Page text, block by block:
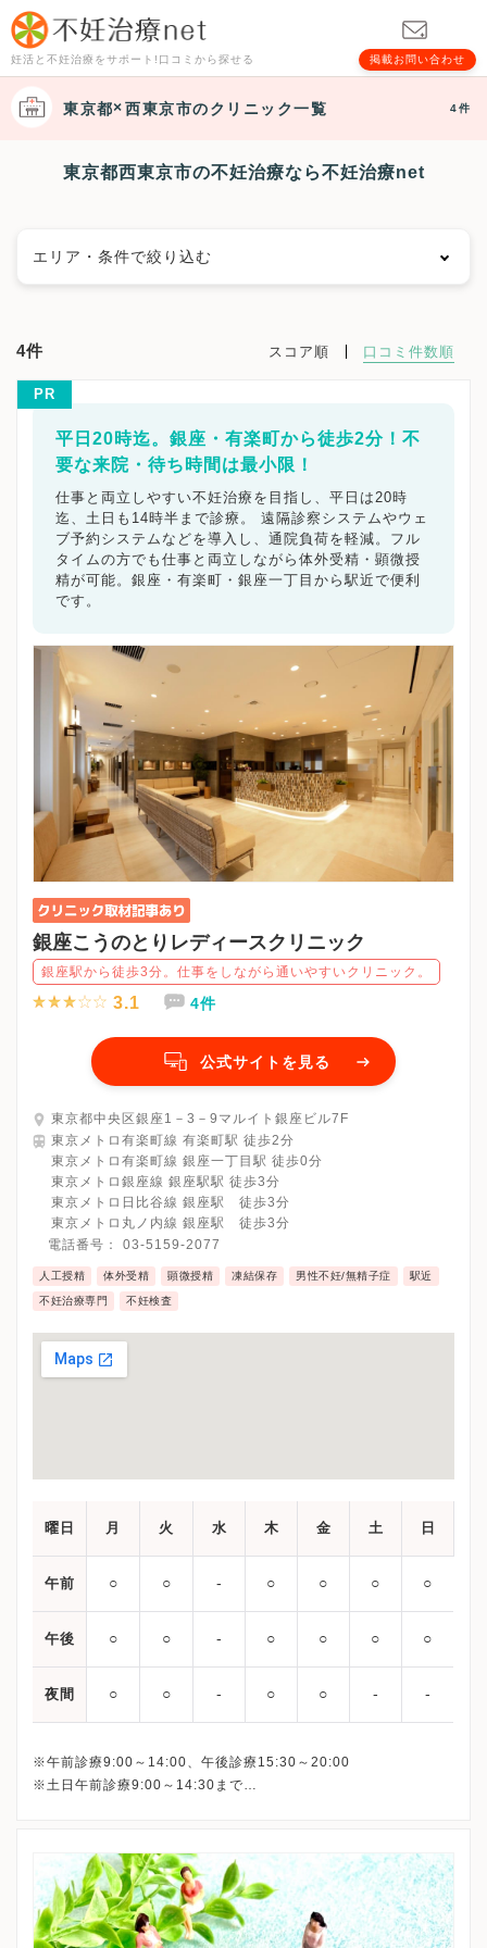
妊活と不妊治療をサポート!口コミから探せる 掲載お問い合わせ
東京都 西東京市のクリニック一覧 4件
東京都西東京市の不妊治療なら不妊治療net
エリア・条件で絞り込む
墨田区
板橋区
練馬区 足立区 葛飾区 江戸川区
八王子市
立川市
武蔵野市 三鷹市 青梅市 府中市
調布市
町田市 小金井市 小平市 日野市
東村山市
国分寺市
国立市 福生市 狛江市 東大和市
清瀬市
東久留米市
武蔵村山市 多摩市 稲城市
羽村市
あきる野市
西東京市 東京都その他地域
不妊カウンセリング ブライダルチェック
タイミング療法
顕微授精
先進医療
男性不妊/無精子症
漢方処方
プラセンタ
不育症 子宮鏡検査 腹腔鏡手術
駅近
女医在籍
不妊治療専門 凍結保存
電子決済可
マイナ受付
バリアフリー
クレジットカード利用可
オンライン診療
英語対応
4件 スコア順 口コミ件数順
PR
平日20時迄。銀座・有楽町から徒歩2分！不
要な来院・待ち時間は最小限！
仕事と両立しやすい不妊治療を目指し、平日は20時
迄、土日も14時半まで診療。 遠隔診察システムやウェ
ブ予約システムなどを導入し、通院負荷を軽減。フル
タイムの方でも仕事と両立しながら体外受精・顕微授
精が可能。銀座・有楽町・銀座一丁目から駅近で便利
です。
銀座こうのとりレディースクリニック
銀座駅から徒歩3分。仕事をしながら通いやすいクリニック。
3.1 4件
公式サイトを見る
東京都中央区銀座1－3－9マルイト銀座ビル7F
東京メトロ有楽町線 有楽町駅 徒歩2分
東京メトロ有楽町線 銀座一丁目駅 徒歩0分
東京メトロ銀座線 銀座駅駅 徒歩3分
東京メトロ日比谷線 銀座駅 徒歩3分
東京メトロ丸ノ内線 銀座駅 徒歩3分
電話番号： 03-5159-2077
人工授精 体外受精 顕微授精 凍結保存 男性不妊/無精子症 駅近
不妊治療専門 不妊検査
曜日 月 火 水 木 金 土 日
午前 ○ ○ ‐ ○ ○ ○ ○
午後 ○ ○ ‐ ○ ○ ○ ○
夜間 ○ ○ ‐ ○ ○ ‐ ‐
※午前診療9:00～14:00、午後診療15:30～20:00
※土日午前診療9:00～14:30まで
平日午後：19:30
土日： 14:00